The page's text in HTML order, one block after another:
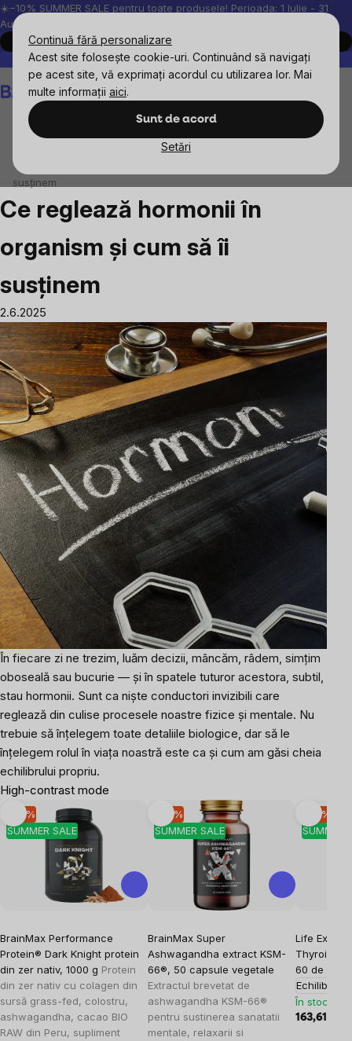
Continuă fără personalizare
Acest site folosește cookie-uri. Continuând să navigați
pe acest site, vă exprimați acordul cu utilizarea lor. Mai
multe informații aici.
Sunt de acord
Setări
Treci
la
conținut
☀️−10% SUMMER SALE pentru toate produsele! Perioada: 1 Iulie - 31
August, 2026.
Cumpără acum
Peste 200.000 de recenzii verificate
Produsele noastre sunt
Coş
de
susținem
Ce reglează hormonii în
organism și cum să îi
susținem
2.6.2025
În fiecare zi ne trezim, luăm decizii, mâncăm, râdem, simțim
oboseală sau bucurie — și în spatele tuturor acestora, subtil,
stau hormonii. Sunt ca niște conductori invizibili care
reglează din culise procesele noastre fizice și mentale. Nu
trebuie să înțelegem toate detaliile biologice, dar să le
înțelegem rolul în viața noastră este ca și cum am găsi cheia
echilibrului propriu.
High-contrast mode
SUMMER SALE
-10 %
BrainMax Performance
Protein® Dark Knight protein
din zer nativ, 1000 g Protein
din zer nativ cu colagen din
sursă grass-fed, colostru,
ashwagandha, cacao BIO
RAW din Peru, supliment
SUMMER SALE
-10 %
BrainMax Super
Ashwagandha extract KSM-
66®, 50 capsule vegetale
Extractul brevetat de
ashwagandha KSM-66®
pentru sustinerea sanatatii
mentale, relaxarii si
SUMMER
-10 %
Life
Thyroid,
60 de
Echilibrul
În stoc
163,61 lei